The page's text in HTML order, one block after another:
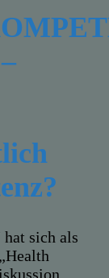
sich als